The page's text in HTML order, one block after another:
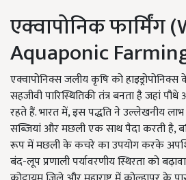
एक्वापोनिक फार्मिंग
Aquaponic
एक्वापोनिक्स जलीय कृषि को
सहजीवी पारिस्थितिकी तंत्र बनता है जहां
रहते हैं. भारत में, इस पद्धति ने उल्लेखनीय
सब्जियां और मछली एक साथ पैदा करती है,
रूप में मछली के कचरे का उपयोग करके
बंद-लूप प्रणाली पर्यावरणीय स्थिरता को